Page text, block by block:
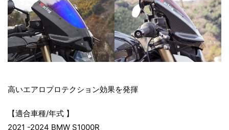
r
e
e
高いエアロプロテクション効果を発揮
【適合車種/年式 】
2021 -2024 BMW S1000R